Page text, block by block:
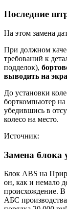
Последние
На этом замена
При должном
требований к
подделок),
выводить на
До установки
борткомпьютер
убедившись в
колесо на место.
Источник:
Замена блока
Блок ABS на
он, как и немало
происхождение. В
АБС